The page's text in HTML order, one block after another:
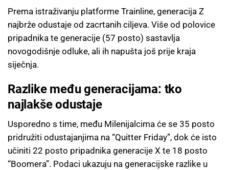
Prema istraživanju platforme Trainline, generacija Z
najbrže odustaje od zacrtanih ciljeva. Više od polovice
pripadnika te generacije (57 posto) sastavlja
novogodišnje odluke, ali ih napušta još prije kraja
siječnja.
Razlike među generacijama: tko
najlakše odustaje
Usporedno s time, među Milenijalcima će se 35 posto
pridružiti odustajanjima na “Quitter Friday”, dok će isto
učiniti 22 posto pripadnika generacije X te 18 posto
“Boomera”. Podaci ukazuju na generacijske razlike u